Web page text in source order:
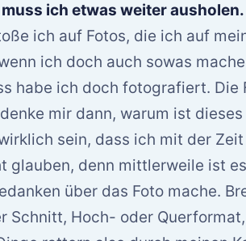
muss ich etwas weiter ausholen.
ich auf Fotos, die ich auf
ich doch auch sowas
habe ich doch fotografiert.
mir dann, warum ist
sein, dass ich mit der
glauben, denn mittlerweile ist
über das Foto mache.
Schnitt, Hoch- oder